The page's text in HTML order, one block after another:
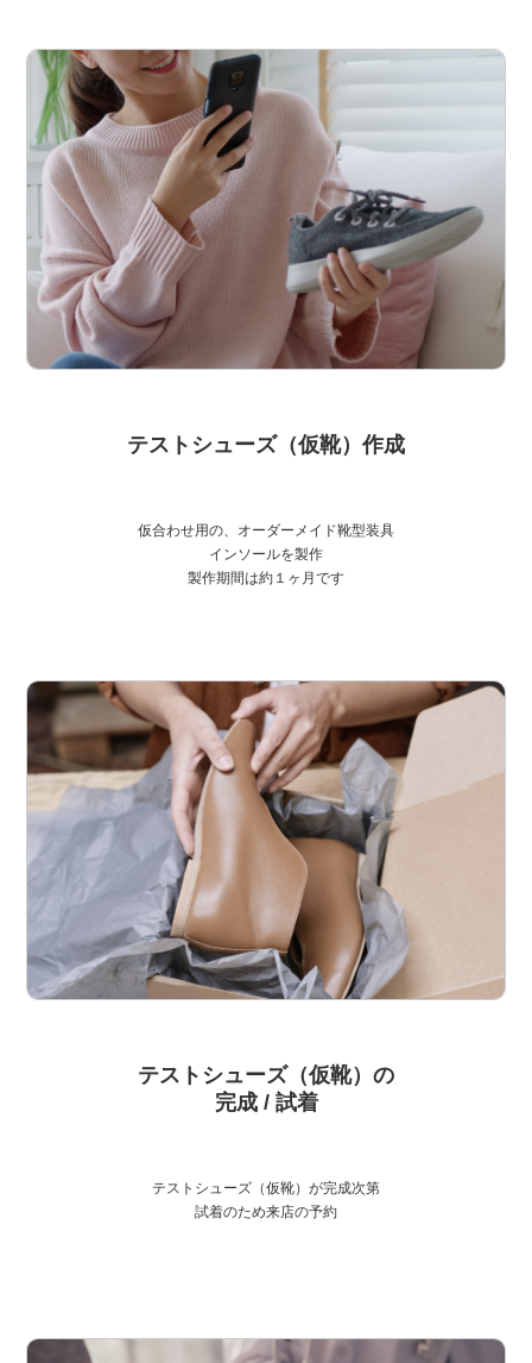
テストシューズ（仮靴）作成
仮合わせ用の、オーダーメイド靴型装具
インソールを製作
製作期間は約１ヶ月です
テストシューズ（仮靴）の
完成 / 試着
テストシューズ（仮靴）が完成次第
試着のため来店の予約